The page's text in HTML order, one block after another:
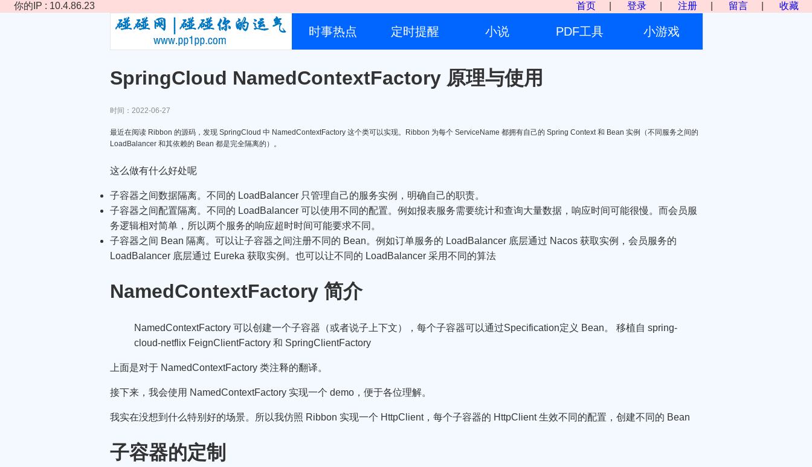
你的IP : 10.4.86.23 首页 登录 注册 留言 收藏
时事热点 定时提醒 小说 PDF工具 小游戏
SpringCloud NamedContextFactory 原理与使用
时间：2022-06-27
最近在阅读 Ribbon 的源码，发现 SpringCloud 中 NamedContextFactory 这个类可以实现。Ribbon 为每个 ServiceName 都拥有自己的 Spring Context 和 Bean 实例（不同服务之间的
LoadBalancer 和其依赖的 Bean 都是完全隔离的）。
这么做有什么好处呢
子容器之间数据隔离。不同的 LoadBalancer 只管理自己的服务实例，明确自己的职责。
子容器之间配置隔离。不同的 LoadBalancer 可以使用不同的配置。例如报表服务需要统计和查询大量数据，响应时间可能很慢。而会员服
务逻辑相对简单，所以两个服务的响应超时时间可能要求不同。
子容器之间 Bean 隔离。可以让子容器之间注册不同的 Bean。例如订单服务的 LoadBalancer 底层通过 Nacos 获取实例，会员服务的
LoadBalancer 底层通过 Eureka 获取实例。也可以让不同的 LoadBalancer 采用不同的算法
NamedContextFactory 简介
NamedContextFactory 可以创建一个子容器（或者说子上下文），每个子容器可以通过Specification定义 Bean。 移植自 spring-
cloud-netflix FeignClientFactory 和 SpringClientFactory
上面是对于 NamedContextFactory 类注释的翻译。
接下来，我会使用 NamedContextFactory 实现一个 demo，便于各位理解。
我实在没想到什么特别好的场景。所以我仿照 Ribbon 实现一个 HttpClient，每个子容器的 HttpClient 生效不同的配置，创建不同的 Bean
子容器的定制